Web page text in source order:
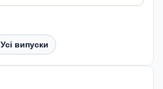
Усі випуски